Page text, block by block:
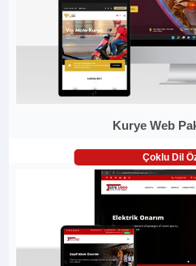
Kurye Web
Çoklu Dil